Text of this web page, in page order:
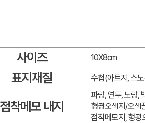
사이즈 10X8cm
표지재질 수첩(아트지, 스
점착메모 내지
파랑, 연두, 노랑,
형광오색지/오색
점착메모지, 형광